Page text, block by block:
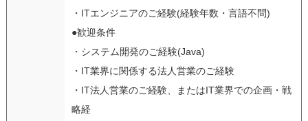
・ITエンジニアのご経験(経験年数・言語不問)
●歓迎条件
・システム開発のご経験(Java)
・IT業界に関係する法人営業のご経験
・IT法人営業のご経験、またはIT業界での企画・戦
略経